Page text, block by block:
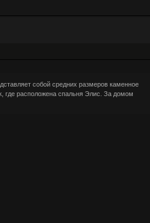
собой средних размеров каменное
где расположена спальня Элис. За домом